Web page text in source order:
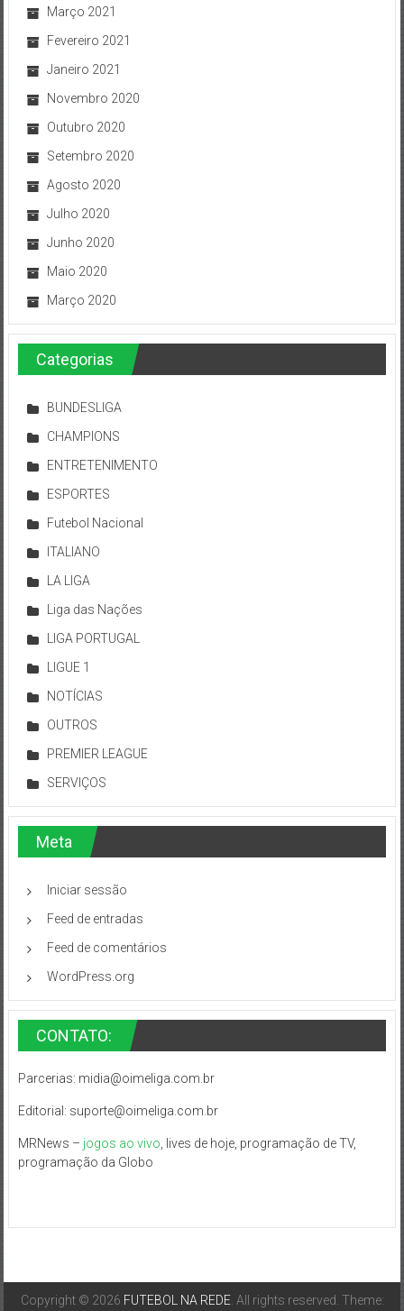
Março 2021
Fevereiro 2021
Janeiro 2021
Novembro 2020
Outubro 2020
Setembro 2020
Agosto 2020
Julho 2020
Junho 2020
Maio 2020
Março 2020
Categorias
BUNDESLIGA
CHAMPIONS
ENTRETENIMENTO
ESPORTES
Futebol Nacional
ITALIANO
LA LIGA
Liga das Nações
LIGA PORTUGAL
LIGUE 1
NOTÍCIAS
OUTROS
PREMIER LEAGUE
SERVIÇOS
Meta
Iniciar sessão
Feed de entradas
Feed de comentários
WordPress.org
CONTATO:
Parcerias: midia@oimeliga.com.br
Editorial: suporte@oimeliga.com.br
MRNews – jogos ao vivo , lives de hoje, programação de TV,
programação da Globo
Copyright © 2026 FUTEBOL NA REDE. All rights reserved. Theme: